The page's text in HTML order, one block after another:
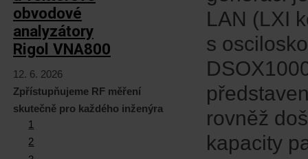
LAN (LXI
s
rovněž
kapacity
obvodové
analyzátory
Rigol VNA800
12. 6. 2026
Zpřístupňujeme RF měření
skutečně pro každého inženýra
1
2